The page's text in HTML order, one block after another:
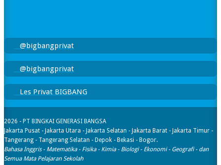
@bigbangprivat
@bigbangprivat
Les Privat BIGBANG
2026 - PT BINGKAI GENERASI BANGSA
Jakarta Pusat - Jakarta Utara - Jakarta Selatan - Jakarta Barat - Jakarta Timur -
Tangerang - Tangerang Selatan - Depok - Bekasi - Bogor.
Bahasa Inggris - Matematika - Fisika - Kimia - Biologi - Ekonomi - Geografi​ - dan
Semua Mata Pelajaran Sekolah